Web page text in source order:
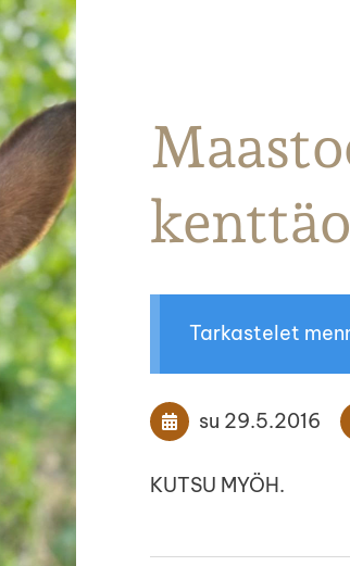
Parkanon Ratsastajat
Tarkastelet
su 29.5.2016
KUTSU MYÖH.